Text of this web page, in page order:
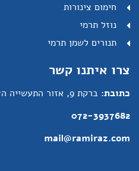
חימום צינורות
נוזל תרמי
תנורים לשמן תרמי
צרו איתנו קשר
כתובת: ברקת 9, אזור התעשייה הצפוני קיסריה
072-3937682
mail@ramiraz.com